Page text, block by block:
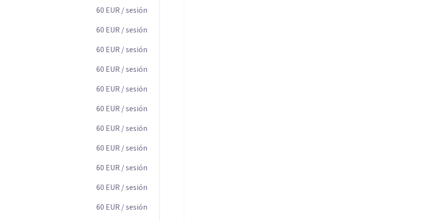
60 EUR/ sesión
60 EUR/ sesión
60 EUR/ sesión
60 EUR/ sesión
60 EUR/ sesión
60 EUR/ sesión
60 EUR/ sesión
60 EUR/ sesión
60 EUR/ sesión
60 EUR/ sesión
60 EUR/ sesión